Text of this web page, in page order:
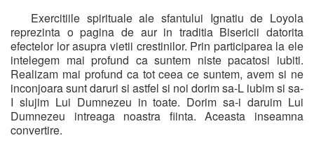
Exercitiile spirituale ale sfantului Ignatiu de Loyola
reprezinta o pagina de aur in traditia Bisericii datorita
efectelor lor asupra vietii crestinilor. Prin participarea la ele
intelegem mai profund ca suntem niste pacatosi iubiti.
Realizam mai profund ca tot ceea ce suntem, avem si ne
inconjoara sunt daruri si astfel si noi dorim sa-L iubim si sa-
I slujim Lui Dumnezeu in toate. Dorim sa-i daruim Lui
Dumnezeu intreaga noastra fiinta. Aceasta inseamna
convertire.